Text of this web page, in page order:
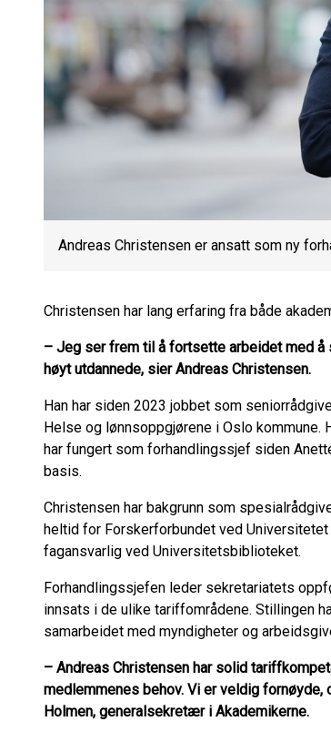
Andreas Christensen er ansatt som ny
Christensen har lang erfaring fra både
– Jeg ser frem til å fortsette arbeidet med
høyt utdannede, sier Andreas Christensen.
Han har siden 2023 jobbet som
Helse og lønnsoppgjørene i Oslo kommune.
har fungert som forhandlingssjef siden
basis.
Christensen har bakgrunn som
heltid for Forskerforbundet ved
fagansvarlig ved Universitetsbiblioteket.
Forhandlingssjefen leder sekretariatets
innsats i de ulike tariffområdene. Stillingen
samarbeidet med myndigheter og
– Andreas Christensen har solid
medlemmenes behov. Vi er veldig
Holmen, generalsekretær i Akademikerne.